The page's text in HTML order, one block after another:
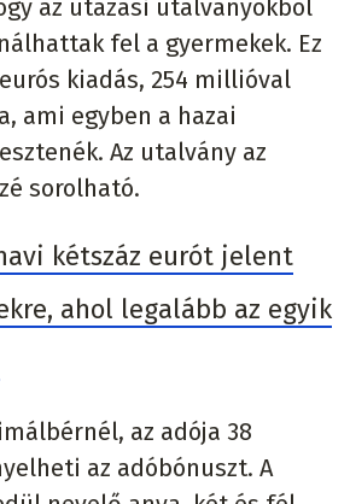
az utazási utalványokból
fel a gyermekek. Ez
kiadás, 254 millióval
ami egyben a hazai
Az utalvány az
sorolható.
kétszáz eurót jelent
ahol legalább az egyik
az adója 38
az adóbónuszt. A